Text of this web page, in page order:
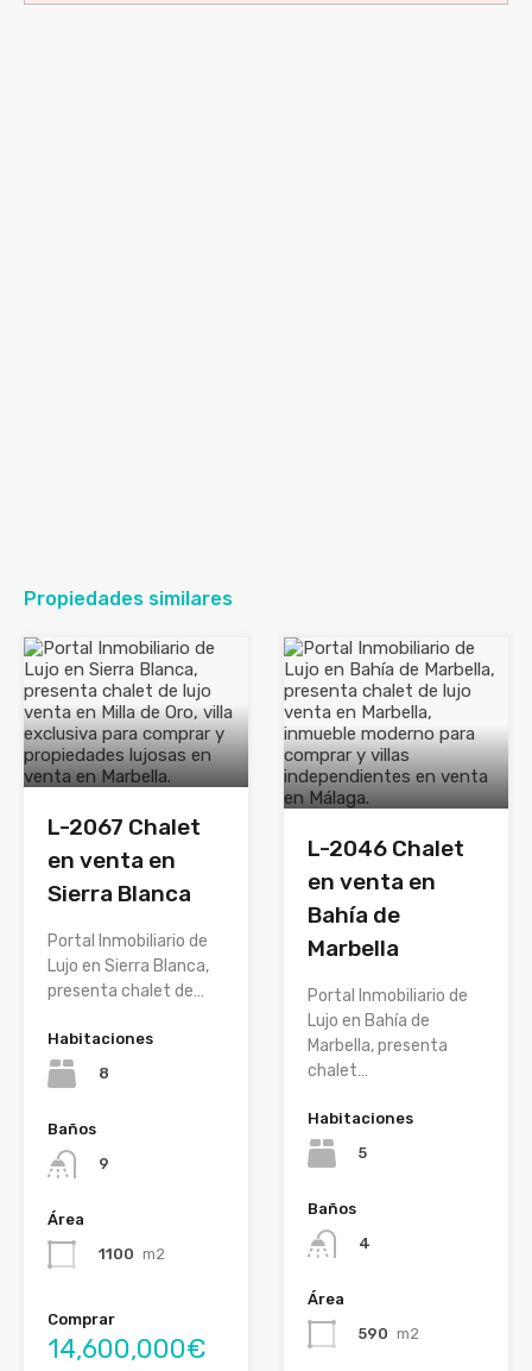
Propiedades similares
L-2067 Chalet
en venta en
Sierra Blanca
Portal Inmobiliario de
Lujo en Sierra Blanca,
presenta chalet de…
Habitaciones
8
Baños
9
Área
1100 m2
Comprar
14,600,000€
L-2046 Chalet
en venta en
Bahía de
Marbella
Portal Inmobiliario de
Lujo en Bahía de
Marbella, presenta
chalet…
Habitaciones
5
Baños
4
Área
590 m2